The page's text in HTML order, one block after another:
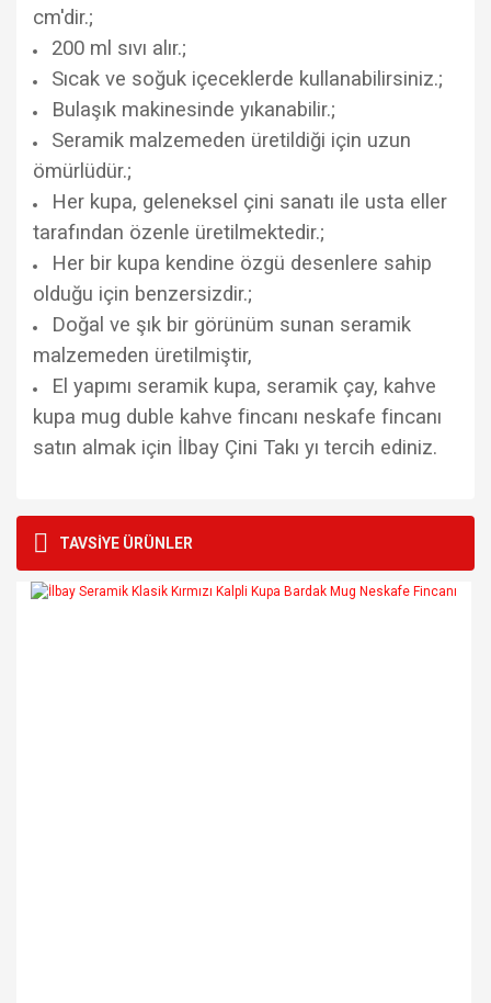
cm'dir.;
200 ml sıvı alır.;
Sıcak ve soğuk içeceklerde kullanabilirsiniz.;
Bulaşık makinesinde yıkanabilir.;
Seramik malzemeden üretildiği için uzun
ömürlüdür.;
Her kupa, geleneksel çini sanatı ile usta eller
tarafından özenle üretilmektedir.;
Her bir kupa kendine özgü desenlere sahip
olduğu için benzersizdir.;
Doğal ve şık bir görünüm sunan seramik
malzemeden üretilmiştir,
El yapımı seramik kupa, seramik çay, kahve
kupa mug duble kahve fincanı neskafe fincanı
satın almak için İlbay Çini Takı yı tercih ediniz.
Bu ürüne ilk yorumu siz yapın!
kullanarak tarafımıza iletebilirsiniz.
Görüş ve önerileriniz için teşekkür ederiz.
TAVSİYE ÜRÜNLER